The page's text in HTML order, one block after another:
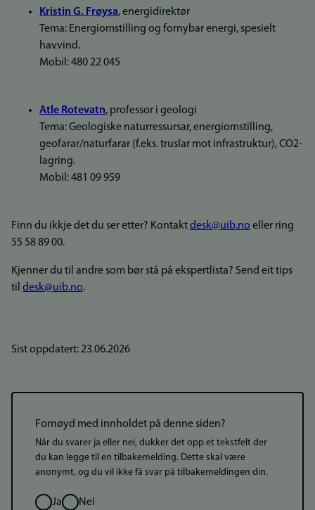
Kristin G. Frøysa, energidirektør
Tema: Energiomstilling og fornybar energi, spesielt
havvind.
Mobil: 480 22 045
Atle Rotevatn, professor i geologi
Tema: Geologiske naturressursar, energiomstilling,
geofarar/naturfarar (f.eks. truslar mot infrastruktur), CO2-
lagring.
Mobil: 481 09 959
Finn du ikkje det du ser etter? Kontaktdesk@uib.no eller ring
55 58 89 00.
Kjenner du til andre som bør stå på ekspertlista? Send eit tips
til desk@uib.no.
Sist oppdatert: 23.06.2026
Fornøyd med innholdet på denne siden?
Når du svarer ja eller nei, dukker det opp et tekstfelt der
du kan legge til en tilbakemelding. Dette skal være
anonymt, og du vil ikke få svar på tilbakemeldingen din.
ValgJa Nei